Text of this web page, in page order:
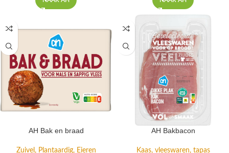
AH Bak en braad
Zuivel, Plantaardig, Eieren
AH Bakbacon
Kaas, vleeswaren, tapas